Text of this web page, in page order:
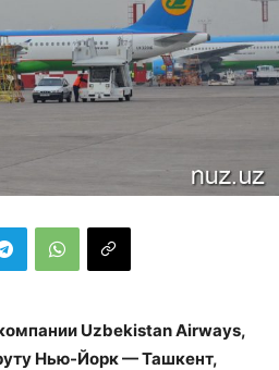
Uzbekistan Airways,
Нью-Йорк — Ташкент,